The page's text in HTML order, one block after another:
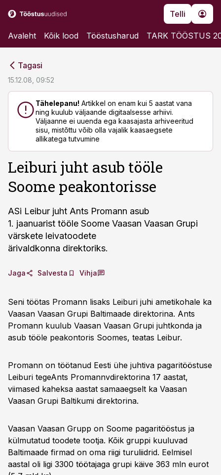
Telli
Avaleht Kõik lood Tööstusharud TARK TÖÖSTUS
Tagasi
15.12.08, 09:52
Tähelepanu! Artikkel on enam kui 5 aastat vana
ning kuulub väljaande digitaalsesse arhiivi.
Väljaanne ei uuenda ega kaasajasta arhiveeritud
sisu, mistõttu võib olla vajalik kaasaegsete
allikatega tutvumine
Leiburi juht asub tööle
Soome peakontorisse
ASi Leibur juht Ants Promann asub
1. jaanuarist tööle Soome Vaasan Vaasan Grupi
värskete leivatoodete
ärivaldkonna direktoriks.
Jaga Salvesta Vihja
Seni töötas Promann lisaks Leiburi juhi ametikohale ka
Vaasan Vaasan Grupi Baltimaade direktorina. Ants
Promann kuulub Vaasan Vaasan Grupi juhtkonda ja
asub tööle peakontoris Soomes, teatas Leibur.
Promann on töötanud Eesti ühe juhtiva pagaritööstuse
Leiburi tegeAnts Promannvdirektorina 17 aastat,
viimased kaheksa aastat samaaegselt ka Vaasan
Vaasan Grupi Baltikumi direktorina.
Vaasan Vaasan Grupp on Soome pagaritööstus ja
külmutatud toodete tootja. Kõik gruppi kuuluvad
Baltimaade firmad on oma riigi turuliidrid. Eelmisel
aastal oli ligi 3300 töötajaga grupi käive 363 mln eurot